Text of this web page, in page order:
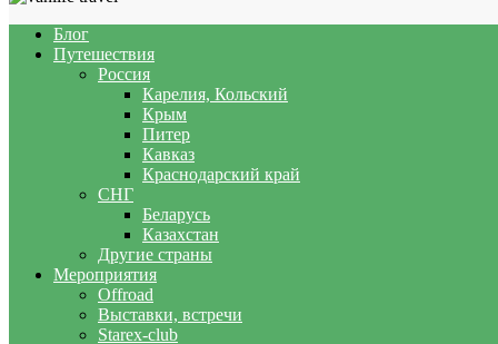
Блог
Путешествия
Россия
Карелия, Кольский
Крым
Питер
Кавказ
Краснодарский край
СНГ
Беларусь
Казахстан
Другие страны
Мероприятия
Offroad
Выставки, встречи
Starex-club